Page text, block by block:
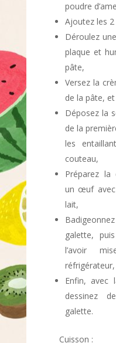
poudre
Ajoutez les
Déroulez
plaque et
pâte,
Versez la
de la pâte,
Déposez la
de la
les
couteau,
Préparez la
un œuf
lait,
galette,
l’avoir
réfrigérateur,
Enfin, avec
dessinez
galette.
Cuisson :